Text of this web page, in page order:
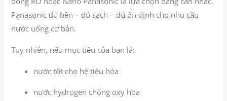
Panasonic đủ bền – đủ sạch – đủ ổn định cho nhu cầu
nước uống cơ bản.
Tuy nhiên, nếu mục tiêu của bạn là:
nước tốt cho hệ tiêu hóa
nước hydrogen chống oxy hóa